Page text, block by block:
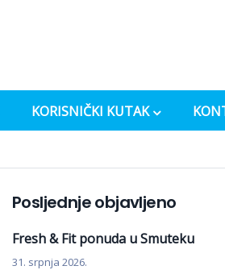
KORISNIČKI KUTAK
Posljednje objavljeno
Fresh & Fit ponuda u Smuteku
31. srpnja 2026.